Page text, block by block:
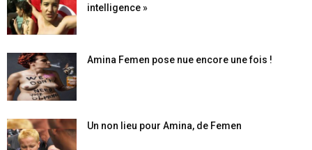
intelligence »
Amina Femen pose nue encore une fois !
Un non lieu pour Amina, de Femen